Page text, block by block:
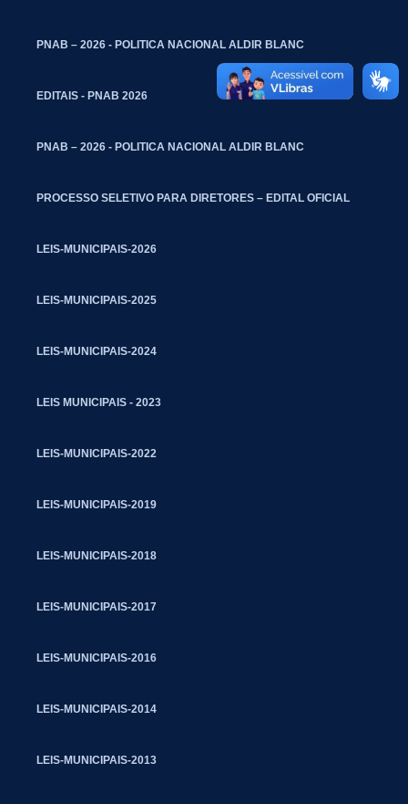
PNAB – 2026 - POLITICA NACIONAL ALDIR BLANC
EDITAIS - PNAB 2026
PNAB – 2026 - POLITICA NACIONAL ALDIR BLANC
PROCESSO SELETIVO PARA DIRETORES – EDITAL OFICIAL
LEIS-MUNICIPAIS-2026
LEIS-MUNICIPAIS-2025
LEIS-MUNICIPAIS-2024
LEIS MUNICIPAIS - 2023
LEIS-MUNICIPAIS-2022
LEIS-MUNICIPAIS-2019
LEIS-MUNICIPAIS-2018
LEIS-MUNICIPAIS-2017
LEIS-MUNICIPAIS-2016
LEIS-MUNICIPAIS-2014
LEIS-MUNICIPAIS-2013